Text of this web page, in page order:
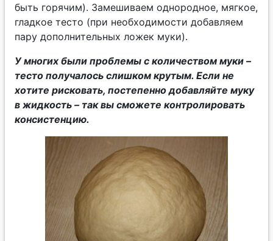
быть горячим). Замешиваем однородное, мягкое,
гладкое тесто (при необходимости добавляем
пару дополнительных ложек муки).
У многих были проблемы с количеством муки –
тесто получалось слишком крутым. Если не
хотите рисковать, постепенно добавляйте муку
в жидкость – так вы сможете контролировать
консистенцию.